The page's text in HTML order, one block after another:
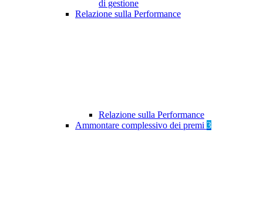
di gestione
Relazione sulla Performance
Relazione sulla Performance
Ammontare complessivo dei premi 3